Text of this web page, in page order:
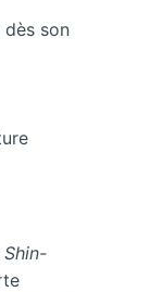
dès son
Shin-